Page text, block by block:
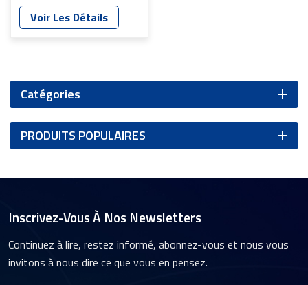
5018P-C1
Voir Les Détails
Catégories
PRODUITS POPULAIRES
Inscrivez-Vous À Nos Newsletters
Continuez à lire, restez informé, abonnez-vous et nous vous
invitons à nous dire ce que vous en pensez.